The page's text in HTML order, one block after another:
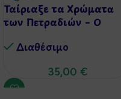
Ταίριαξε τα Χρώματα
των Πετραδιών – Ο
Διαθέσιμo
35,00 €